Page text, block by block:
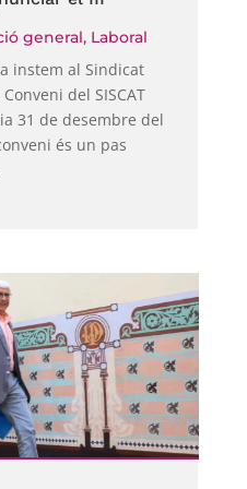
general, Laboral
instem al Sindicat
del SISCAT
31 de desembre del
és un pas